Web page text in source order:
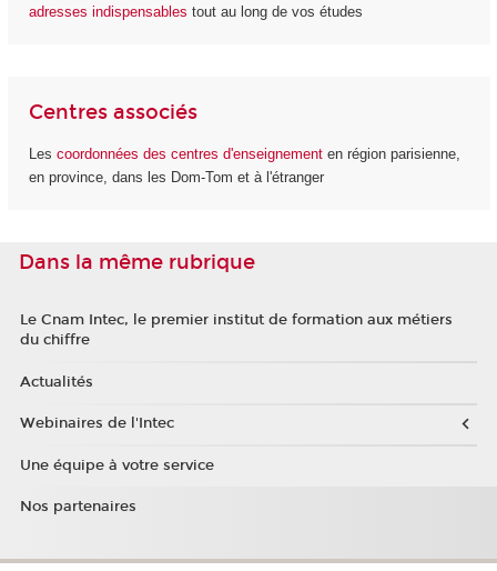
adresses indispensables tout au long de vos études
Centres associés
Les coordonnées des centres d'enseignement en région parisienne,
en province, dans les Dom-Tom et à l'étranger
Dans la même rubrique
Le Cnam Intec, le premier institut de formation aux métiers
du chiffre
Actualités
Webinaires de l'Intec
Une équipe à votre service
Nos partenaires